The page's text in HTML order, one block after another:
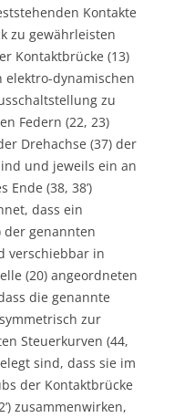
Kontakte
zu gewährleisten
Kontaktbrücke (13)
dynamischen
zu
Federn (22, 23)
Drehachse (37) der
und jeweils ein an
Ende (38, 38’)
dass ein
der genannten
verschiebbar in
(20) angeordneten
die genannte
zur
Steuerkurven (44,
sind, dass sie im
der Kontaktbrücke
zusammenwirken,